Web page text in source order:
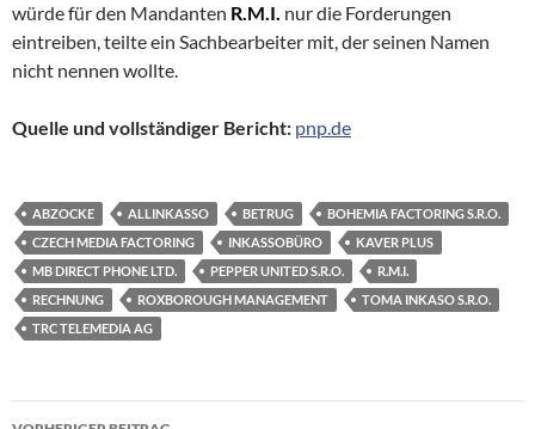
würde für den Mandanten R.M.I. nur die Forderungen
eintreiben, teilte ein Sachbearbeiter mit, der seinen Namen
nicht nennen wollte.
Quelle und vollständiger Bericht: pnp.de
ABZOCKE ALLINKASSO BETRUG
BOHEMIA FACTORING S.R.O.
CZECH MEDIA FACTORING
INKASSOBÜRO
KAVER PLUS
MB DIRECT PHONE LTD.
PEPPER UNITED S.R.O.
R.M.I.
RECHNUNG
ROXBOROUGH MANAGEMENT
TOMA INKASO S.R.O.
TRC TELEMEDIA AG
Beitragsnavigation